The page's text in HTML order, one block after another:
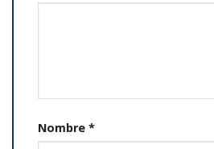
Nombre *